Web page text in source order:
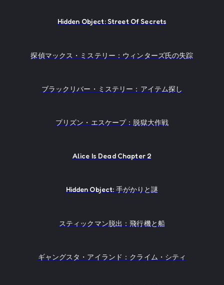
Hidden Object: Street Of Secrets
探偵マックス・ミステリー：ウィンターズ氏の失踪
ブラックリバー・ミステリー：アイテム探し
プリズン・エスケープ：脱獄大作戦
Alice Is Dead Chapter 2
Hidden Object: 手がかりと謎
スティックマン脱出：飛行機と船
ギャングスタ・アイランド：クライム・シティ